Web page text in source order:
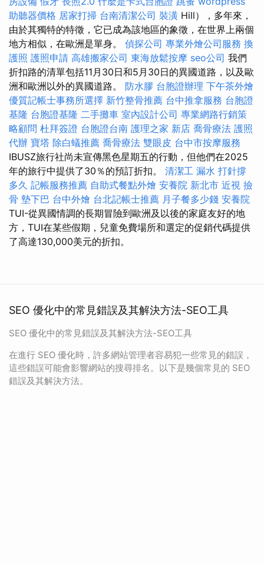
助聽器價格 居家打掃 台南清潔公司 裝潢 Hill），多年來，
由於其獨特的特徵，它已成為該地區的象徵，在世界上兩個
地方相似，在歐洲是單身。 偵探公司 專業外燴公司服務 換
護照 護照申請 高雄搬家公司 東海放鬆按摩 seo公司 我們
折扣路的清單包括11月30日和5月30日的異國道路，以及歐
洲和歐洲以外的異國道路。 防水膠 台胞證辦理 下午茶外燴
優質記帳士事務所選擇 新竹整骨推薦 台中推拿服務 台胞證
基隆 台胞證基隆 二手攤車 室內設計公司 專業網路行銷策
略顧問 杜拜簽證 台胞證台南 護理之家 新店 喬骨療法 護照
代辦 寶塔 除白蟻推薦 喬骨療法 雙眼皮 台中市按摩服務
IBUSZ旅行社尚未宣傳黑色星期五的行動，但他們在2025
年的旅行中提供了30％的預訂折扣。 清潔工 漏水 打針撐
多久 記帳服務推薦 自助式餐點外燴 安養院 新北市 近視 撿
骨 墊下巴 台中外燴 台北記帳士推薦 月子餐多少錢 安養院
TUI-從異國情調的長期冒險到歐洲及以後的家庭友好的地
方，TUI在某些假期，兒童免費場所和選定的促銷代碼提供
了高達130,000美元的折扣。
SEO 優化中的常見錯誤及其解決方法-SEO工具
SEO 優化中的常見錯誤及其解決方法-SEO工具
在進行 SEO 優化時，許多網站管理者容易犯一些常見的錯誤，
這些錯誤可能會影響網站的搜尋排名。以下是幾個常見的 SEO
錯誤及其解決方法。